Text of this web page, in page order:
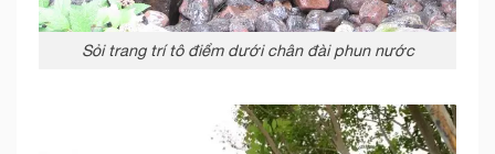
Sỏi trang trí tô điểm dưới chân đài phun nước